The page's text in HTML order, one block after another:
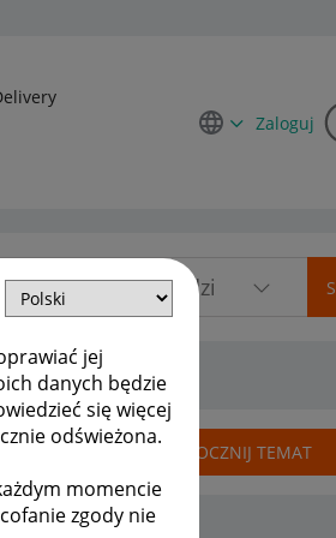
jej
danych będzie
się więcej
odświeżona.
momencie
zgody nie
Zaloguj
ROZPOCZNIJ TEMAT